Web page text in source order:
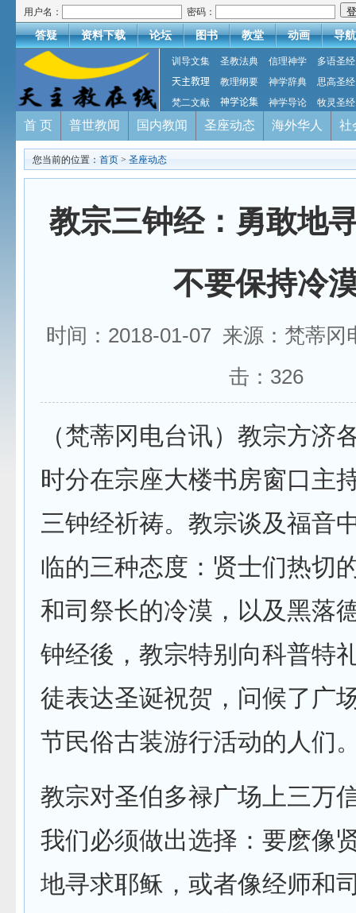
用户名： 密码：
答疑 资料下载 论坛 图书 教堂 动画 导航
训导文集 圣教法典 信理神学
多语圣经
天主教理
教理纲要 神学辞典
思高圣经
梵二文献
神学论集 神学导论 牧灵圣经
首 页 普世教闻 国内教闻 圣座动态 海外华人 社
您当前的位置： 首页 > 圣座动态
教宗三钟经：勇敢地
不要保持冷
时间：2018-01-07 来源：梵蒂
击： 326
（梵蒂冈电台讯）教宗方济
时分在宗座大楼书房窗口主
三钟经祈祷。教宗谈及福音
临的三种态度：贤士们热切
和司祭长的冷漠，以及黑落
钟经後，教宗特别向科普特
徒表达圣诞祝贺，问候了广
节民俗古装游行活动的人们
教宗对圣伯多禄广场上三万
我们必须做出选择：要麽像
地寻求耶稣，或者像经师和